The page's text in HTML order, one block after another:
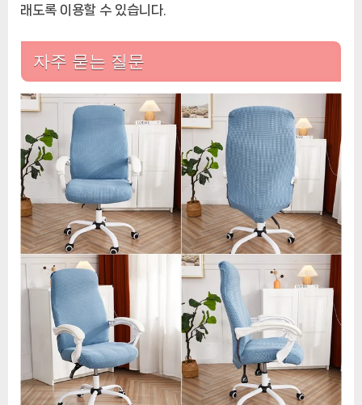
래도록 이용할 수 있습니다.
자주 묻는 질문